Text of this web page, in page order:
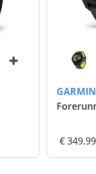
Forerunner 170